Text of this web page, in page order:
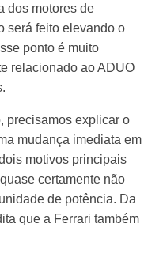
dos motores de
será feito elevando o
ponto é muito
relacionado ao ADUO
precisamos explicar o
mudança imediata em
motivos principais
certamente não
de potência. Da
que a Ferrari também